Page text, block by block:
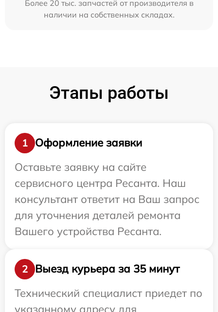
Более 20 тыс. запчастей от производителя в
наличии на собственных складах.
Этапы работы
1
Оформление заявки
Оставьте заявку на сайте
сервисного центра Ресанта. Наш
консультант ответит на Ваш запрос
для уточнения деталей ремонта
Вашего устройства Ресанта.
2
Выезд курьера за 35 минут
Технический специалист приедет по
указанному адресу для